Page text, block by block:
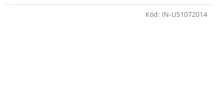
Kód: IN-U51072014